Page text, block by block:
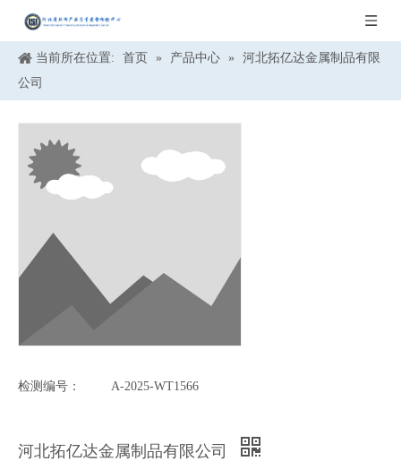
当前所在位置: 首页 » 产品中心 »
河北拓亿达金属制品有限
公司
检测编号： A-2025-WT1566
河北拓亿达金属制品有限公司